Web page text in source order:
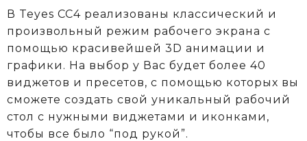
В Teyes СС4 реализованы классический и
произвольный режим рабочего экрана с
помощью красивейшей 3D анимации и
графики. На выбор у Вас будет более 40
виджетов и пресетов, с помощью которых вы
сможете создать свой уникальный рабочий
стол с нужными виджетами и иконками,
чтобы все было “под рукой”.